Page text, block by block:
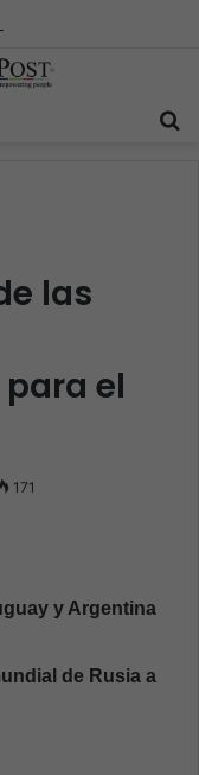
las
el
171
y Argentina
de Rusia a